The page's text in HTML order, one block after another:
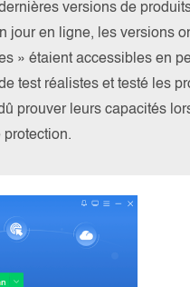
versions de
jour en ligne, les versions
» étaient accessibles en
test réalistes et testé les
prouver leurs capacités
protection.